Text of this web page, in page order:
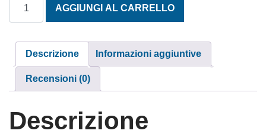
AGGIUNGI AL CARRELLO
Descrizione Informazioni aggiuntive
Recensioni (0)
Descrizione